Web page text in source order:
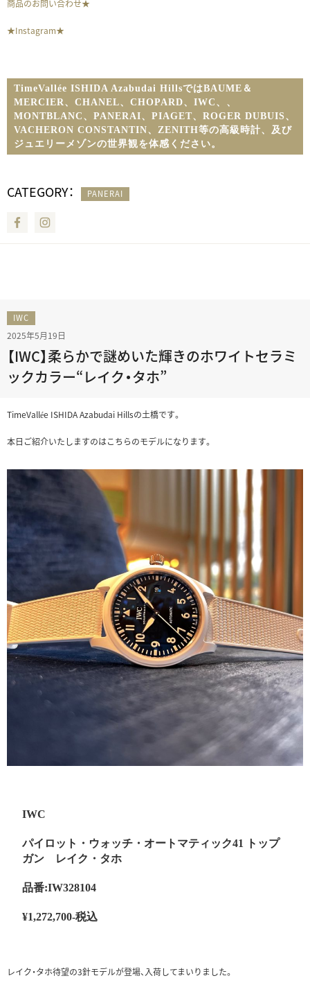
商品のお問い合わせ★
★Instagram★
TimeVallée ISHIDA Azabudai HillsではBAUME＆
MERCIER、CHANEL、CHOPARD、IWC、 、
MONTBLANC、PANERAI、PIAGET、ROGER DUBUIS、
VACHERON CONSTANTIN、ZENITH等の高級時計、及び
ジュエリーメゾンの世界観を体感ください。
CATEGORY： PANERAI
Facebook
IWC
2025年5月19日
【IWC】柔らかで謎めいた輝きのホワイトセラミ
ックカラー“レイク・タホ”
TimeVallée ISHIDA Azabudai Hillsの土橋です。
本日ご紹介いたしますのはこちらのモデルになります。
IWC
パイロット・ウォッチ・オートマティック41 トップ
ガン レイク・タホ
品番:IW328104
¥1,272,700-税込
レイク・タホ待望の3針モデルが登場、入荷してまいりました。